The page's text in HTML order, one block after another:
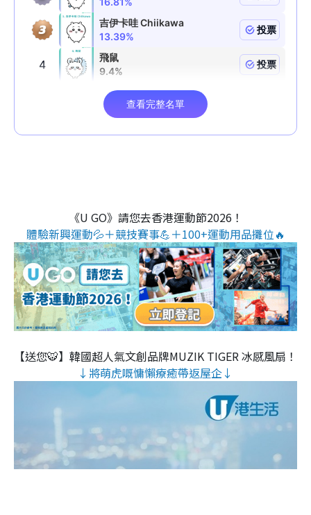
《U GO》請您去香港運動節2026！
體驗新興運動💦＋競技賽事💪＋100+運動用品攤位🔥
【送您🐯】韓國超人氣文創品牌MUZIK TIGER 冰感風扇！
↓將萌虎嘅慵懶療癒帶返屋企↓